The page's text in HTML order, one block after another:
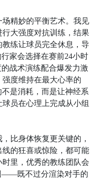
精妙的平衡艺术。我见
大强度对抗训练，结果
练让球员完全休息，导
家会选择在赛前24小时
战术演练配合爆发力激
度维持在最大心率的
是消耗，而是让神经系
员在心理上完成从小组
比身体恢复更关键的，
的狂喜或惊险，都可能
里，优秀的教练团队会
——既不过分渲染对手的